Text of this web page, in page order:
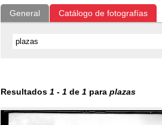
General Catálogo de fotografías
Resultados 1 - 1 de 1 para plazas